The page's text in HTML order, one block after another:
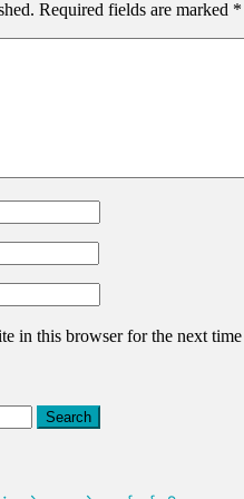
Required fields are marked *
in this browser for the next